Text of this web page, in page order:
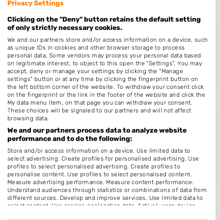
Kapper Eindhoven Centrum - Hair..
Edenstraat 4
5615GA Eindhoven
Op 15,99 km afstand
Amansweg 13
5455RD Wilbertoord
Op 16,14 km afstand
Privacy Settings
Clicking on the "Deny" button retains the default setting
of only strictly necessary cookies.
We and our partners store and/or access information on a device, such
as unique IDs in cookies and other browser storage to process
personal data. Some vendors may process your personal data based
on legitimate interest, to object to this open the "Settings". You may
accept, deny or manage your settings by clicking the "Manage
settings" button or at any time by clicking the fingerprint button on
the left bottom corner of the website. To withdraw your consent click
on the fingerprint or the link in the footer of the website and click the
My data menu item, on that page you can withdraw your consent.
These choices will be signaled to our partners and will not affect
browsing data.
We and our partners process data to analyze website
performance and to do the following:
Store and/or access information on a device. Use limited data to
select advertising. Create profiles for personalised advertising. Use
profiles to select personalised advertising. Create profiles to
personalise content. Use profiles to select personalised content.
Measure advertising performance. Measure content performance.
Understand audiences through statistics or combinations of data from
different sources. Develop and improve services. Use limited data to
select content. Use precise geolocation data. Actively scan device